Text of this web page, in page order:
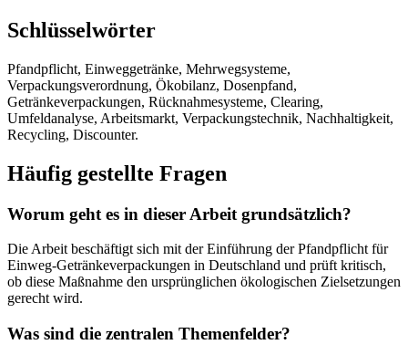
Schlüsselwörter
Pfandpflicht, Einweggetränke, Mehrwegsysteme,
Verpackungsverordnung, Ökobilanz, Dosenpfand,
Getränkeverpackungen, Rücknahmesysteme, Clearing,
Umfeldanalyse, Arbeitsmarkt, Verpackungstechnik, Nachhaltigkeit,
Recycling, Discounter.
Häufig gestellte Fragen
Worum geht es in dieser Arbeit grundsätzlich?
Die Arbeit beschäftigt sich mit der Einführung der Pfandpflicht für
Einweg-Getränkeverpackungen in Deutschland und prüft kritisch,
ob diese Maßnahme den ursprünglichen ökologischen Zielsetzungen
gerecht wird.
Was sind die zentralen Themenfelder?